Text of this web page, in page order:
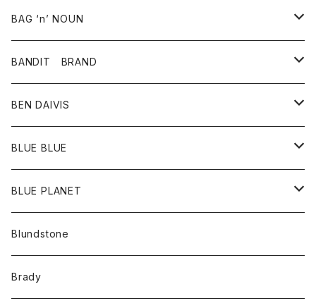
その他雑貨
スカート
パンツ
グッズ
靴
アウター
革ジャケット
BAG ‘n’ NOUN
アクセサリー
バッグ
ポーチ
BANDIT BRAND
トップス
Ｔシャツ
BEN DAIVIS
ポトム
パンツ
BLUE BLUE
アウター
カーディガン
コート
アクセサリー
バッグ
キッズ
BLUE PLANET
サングラス
Blundstone
Brady